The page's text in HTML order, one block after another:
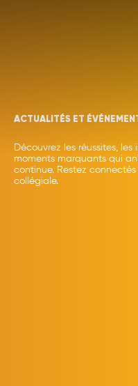
ACTUALITÉS ET
Découvrez les réussites,
moments marquants qui
continue. Restez
collégiale.